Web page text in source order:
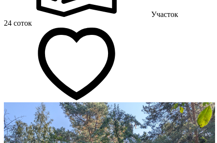
Участок
24 соток